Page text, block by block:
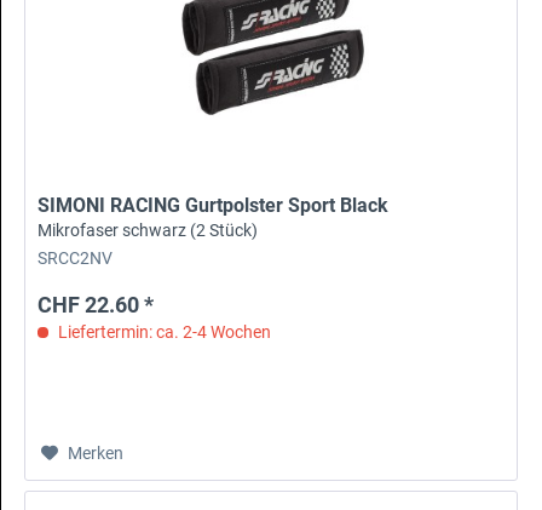
SIMONI RACING Gurtpolster Sport Black
Mikrofaser schwarz (2 Stück)
SRCC2NV
CHF 22.60 *
Liefertermin: ca. 2-4 Wochen
Merken